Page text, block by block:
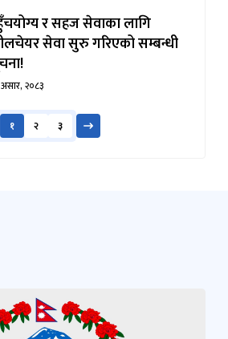
र सहज सेवाका लागि
सेवा सुरु गरिएको सम्बन्धी
२०८३
१ २ ३